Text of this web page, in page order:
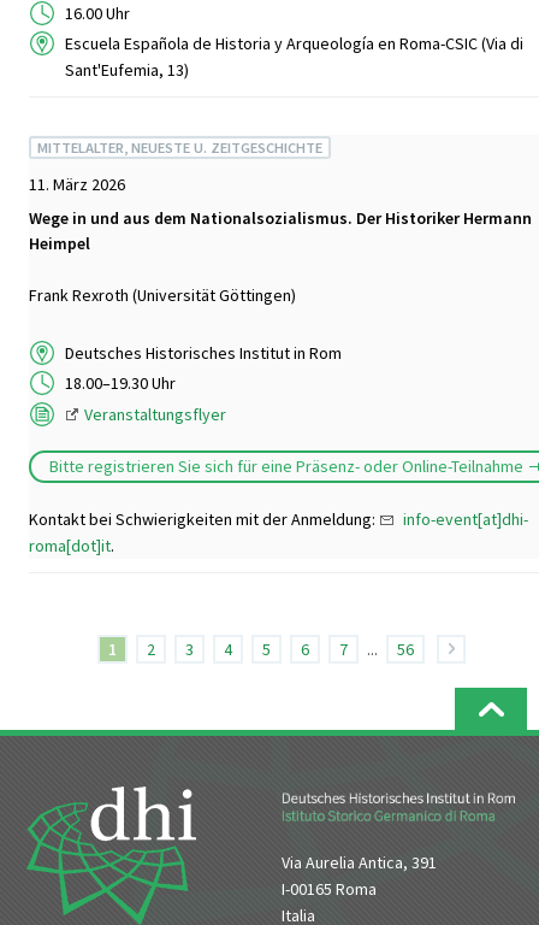
16.00 Uhr
Escuela Española de Historia y Arqueología en Roma-CSIC (Via di
Sant'Eufemia, 13)
MITTELALTER, NEUESTE U. ZEITGESCHICHTE
11. März 2026
Wege in und aus dem Nationalsozialismus. Der Historiker Hermann
Heimpel
Frank Rexroth (Universität Göttingen)
Deutsches Historisches Institut in Rom
18.00–19.30 Uhr
Veranstaltungsflyer
Bitte registrieren Sie sich für eine Präsenz- oder Online-Teilnahme
Kontakt bei Schwierigkeiten mit der Anmeldung:
info-event[at]dhi-
roma[dot]it.
1 2 3 4 5 6 7 ... 56
Via Aurelia Antica, 391
I-00165 Roma
Italia